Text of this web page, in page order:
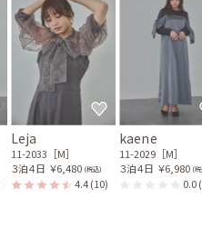
Leja
11-2033［M］
３泊４日 ￥6,480 (税込)
4.4(10)
kaene
11-2029［M］
３泊４日 ￥6,980 (
0.0